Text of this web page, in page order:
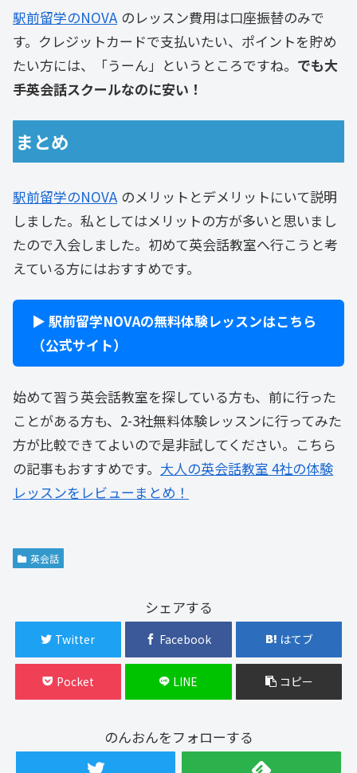
駅前留学のNOVA のレッスン費用は口座振替のみで
す。クレジットカードで支払いたい、ポイントを貯め
たい方には、「うーん」というところですね。 でも大
手英会話スクールなのに安い！
まとめ
駅前留学のNOVA のメリットとデメリットにいて説明
しました。私としてはメリットの方が多いと思いまし
たので入会しました。初めて英会話教室へ行こうと考
えている方にはおすすめです。
▶ 駅前留学NOVAの無料体験レッスンはこちら
（公式サイト）
始めて習う英会話教室を探している方も、前に行った
ことがある方も、2-3社無料体験レッスンに行ってみた
方が比較できてよいので是非試してください。こちら
の記事もおすすめです。 大人の英会話教室 4社の体験
レッスンをレビューまとめ！
英会話
シェアする
Twitter Facebook はてブ
Pocket LINE コピー
のんおんをフォローする